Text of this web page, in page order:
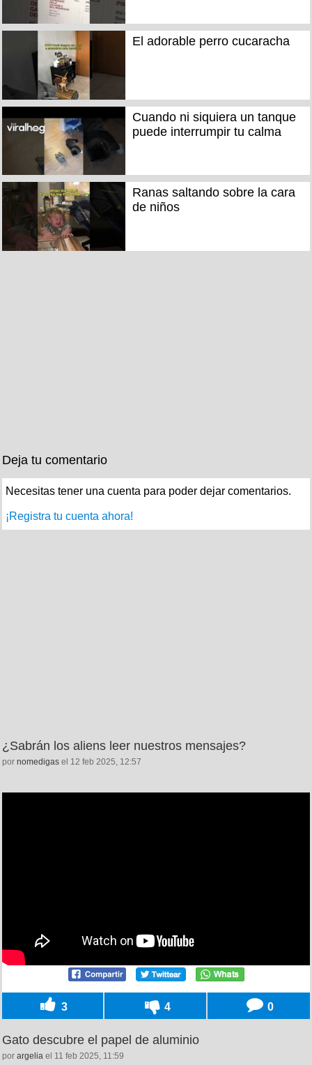
El adorable perro cucaracha
Cuando ni siquiera un tanque
puede interrumpir tu calma
Ranas saltando sobre la cara
de niños
Deja tu comentario
Necesitas tener una cuenta para poder dejar comentarios.
¡Registra tu cuenta ahora!
¿Sabrán los aliens leer nuestros mensajes?
por nomedigas el 12 feb 2025, 12:57
3 4 0
Gato descubre el papel de aluminio
por argelia el 11 feb 2025, 11:59